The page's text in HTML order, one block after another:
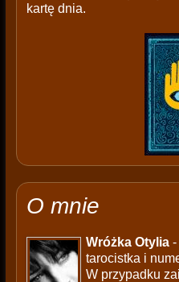
kartę dnia.
O mnie
Wróżka Otylia-
tarocistka i
W przypadku